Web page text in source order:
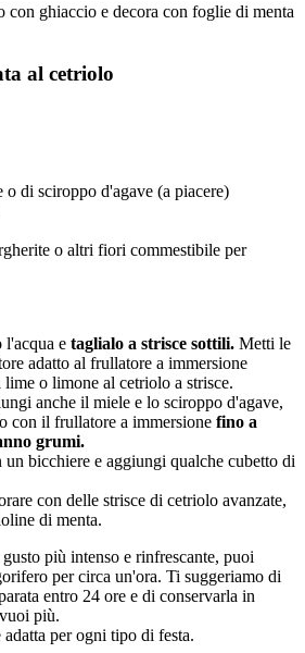
con ghiaccio e decora con foglie di menta
al cetriolo
di sciroppo d'agave (a piacere)
o altri fiori commestibile per
l'acqua e taglialo a strisce sottili. Metti le
adatto al frullatore a immersione
o limone al cetriolo a strisce.
anche il miele e lo sciroppo d'agave,
con il frullatore a immersione fino a
grumi.
bicchiere e aggiungi qualche cubetto di
con delle strisce di cetriolo avanzate,
di menta.
più intenso e rinfrescante, puoi
per circa un'ora. Ti suggeriamo di
entro 24 ore e di conservarla in
più.